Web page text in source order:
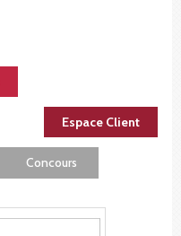
Espace Client
Concours